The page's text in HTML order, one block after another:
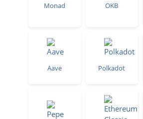
Monad OKB
Aave Polkadot